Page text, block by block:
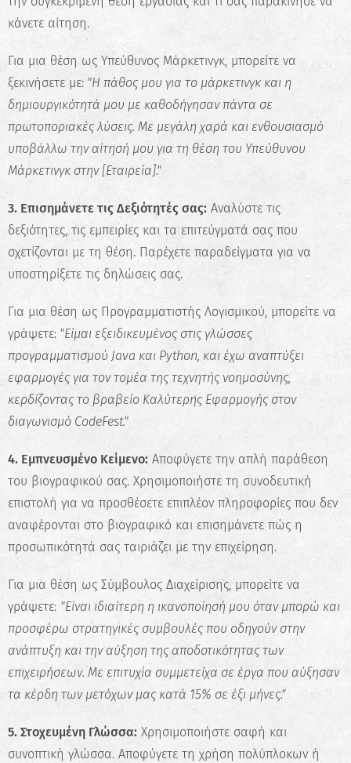
Κάνε το Δωρεάν Τεστ
Επαγγελματικού
κάνετε αίτηση.
Για μια θέση ως Υπεύθυνος Μάρκετινγκ, μπορείτε να
ξεκινήσετε με: "Η πάθος μου για το μάρκετινγκ και η
δημιουργικότητά μου με καθοδήγησαν πάντα σε
πρωτοποριακές λύσεις. Με μεγάλη χαρά και ενθουσιασμό
υποβάλλω την αίτησή μου για τη θέση του Υπεύθυνου
Μάρκετινγκ στην [Εταιρεία]."
3. Επισημάνετε τις Δεξιότητές σας: Αναλύστε τις
δεξιότητες, τις εμπειρίες και τα επιτεύγματά σας που
σχετίζονται με τη θέση. Παρέχετε παραδείγματα για να
υποστηρίξετε τις δηλώσεις σας.
Για μια θέση ως Προγραμματιστής Λογισμικού, μπορείτε να
γράψετε: "Είμαι εξειδικευμένος στις γλώσσες
προγραμματισμού Java και Python, και έχω αναπτύξει
εφαρμογές για τον τομέα της τεχνητής νοημοσύνης,
κερδίζοντας το βραβείο Καλύτερης Εφαρμογής στον
διαγωνισμό CodeFest."
4. Εμπνευσμένο Κείμενο:Αποφύγετε την απλή παράθεση
του βιογραφικού σας. Χρησιμοποιήστε τη συνοδευτική
επιστολή για να προσθέσετε επιπλέον πληροφορίες που δεν
αναφέρονται στο βιογραφικό και επισημάνετε πώς η
προσωπικότητά σας ταιριάζει με την επιχείρηση.
Για μια θέση ως Σύμβουλος Διαχείρισης, μπορείτε να
γράψετε: "Είναι ιδιαίτερη η ικανοποίησή μου όταν μπορώ και
προσφέρω στρατηγικές συμβουλές που οδηγούν στην
ανάπτυξη και την αύξηση της αποδοτικότητας των
επιχειρήσεων. Με επιτυχία συμμετείχα σε έργα που αύξησαν
τα κέρδη των μετόχων μας κατά 15% σε έξι μήνες."
5. Στοχευμένη Γλώσσα: Χρησιμοποιήστε σαφή και
συνοπτική γλώσσα. Αποφύγετε τη χρήση πολύπλοκων ή